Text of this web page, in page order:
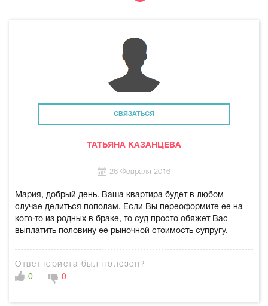
СВЯЗАТЬСЯ
ТАТЬЯНА КАЗАНЦЕВА
26 Февраля 2016
Мария, добрый день. Ваша квартира будет в любом
случае делиться пополам. Если Вы переоформите ее на
кого-то из родных в браке, то суд просто обяжет Вас
выплатить половину ее рыночной стоимость супругу.
Ответ юриста был полезен?
0
0